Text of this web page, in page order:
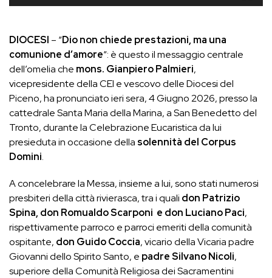
DIOCESI – “Dio non chiede prestazioni, ma una
comunione d’amore“: è questo il messaggio centrale
dell’omelia che mons. Gianpiero Palmieri,
vicepresidente della CEI e vescovo delle Diocesi del
Piceno, ha pronunciato ieri sera, 4 Giugno 2026, presso la
cattedrale Santa Maria della Marina, a San Benedetto del
Tronto, durante la Celebrazione Eucaristica da lui
presieduta in occasione della solennità del Corpus
Domini.
A concelebrare la Messa, insieme a lui, sono stati numerosi
presbiteri della città rivierasca, tra i quali don Patrizio
Spina, don Romualdo Scarponi e don Luciano Paci,
rispettivamente parroco e parroci emeriti della comunità
ospitante, don Guido Coccia, vicario della Vicaria padre
Giovanni dello Spirito Santo, e padre Silvano Nicoli,
superiore della Comunità Religiosa dei Sacramentini